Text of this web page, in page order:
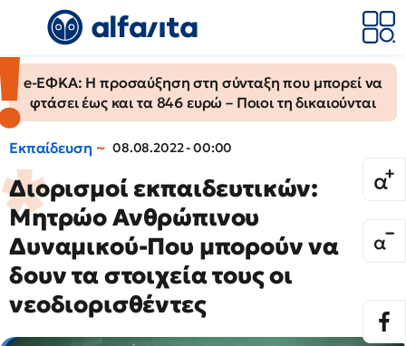
e-ΕΦΚΑ: Η προσαύξηση στη σύνταξη που μπορεί να
φτάσει έως και τα 846 ευρώ – Ποιοι τη δικαιούνται
Εκπαίδευση 08.08.2022 - 00:00
Διορισμοί εκπαιδευτικών:
Μητρώο Ανθρώπινου
Δυναμικού-Που μπορούν να
δουν τα στοιχεία τους οι
νεοδιορισθέντες